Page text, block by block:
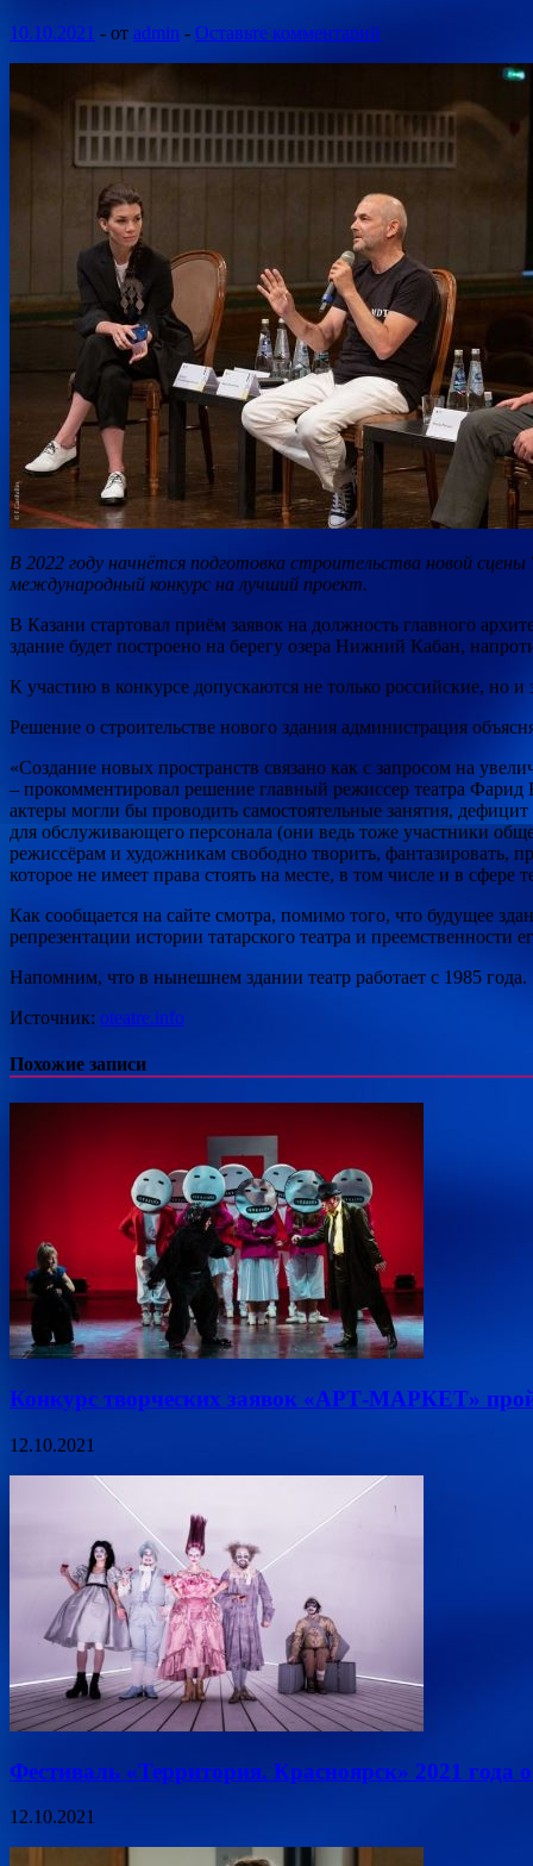
10.10.2021 - от admin - Оставьте комментарий
В 2022 году начнётся подготовка строительства новой
международный конкурс на лучший проект.
В Казани стартовал приём заявок на должность главного
здание будет построено на берегу озера Нижний Кабан,
К участию в конкурсе допускаются не только российские, но
Решение о строительстве нового здания администрация
«Создание новых пространств связано как с запросом на
– прокомментировал решение главный режиссер театра
актеры могли бы проводить самостоятельные занятия,
для обслуживающего персонала (они ведь тоже участники
режиссёрам и художникам свободно творить, фантазировать,
которое не имеет права стоять на месте, в том числе и в сфере
Как сообщается на сайте смотра, помимо того, что будущее
репрезентации истории татарского театра и преемственности
Напомним, что в нынешнем здании театр работает с 1985 года.
Источник: oteatre.info
Похожие записи
Конкурс творческих заявок «АРТ-МАРКЕТ»
12.10.2021
Фестиваль «Территория. Красноярск» 2021 года
12.10.2021